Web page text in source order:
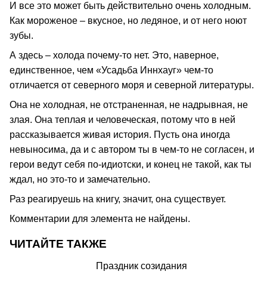
И все это может быть действительно очень холодным.
Как мороженое – вкусное, но ледяное, и от него ноют
зубы.
А здесь – холода почему-то нет. Это, наверное,
единственное, чем «Усадьба Иннхауг» чем-то
отличается от северного моря и северной литературы.
Она не холодная, не отстраненная, не надрывная, не
злая. Она теплая и человеческая, потому что в ней
рассказывается живая история. Пусть она иногда
невыносима, да и с автором ты в чем-то не согласен, и
герои ведут себя по-идиотски, и конец не такой, как ты
ждал, но это-то и замечательно.
Раз реагируешь на книгу, значит, она существует.
Комментарии для элемента не найдены.
ЧИТАЙТЕ ТАКЖЕ
Праздник созидания